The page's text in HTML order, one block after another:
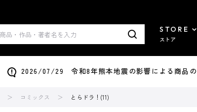
STORE
ストア
2026/07/29 令和8年熊本地震の影響による商品の
コミックス とらドラ！(11)